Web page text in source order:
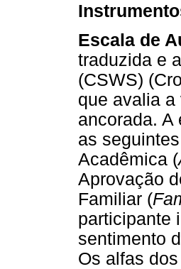
Escala de
traduzida e
(CSWS)
que avalia
ancorada.
as
Acadêmica (
Aprovação
Familiar (
participante
sentimento
Os alfas